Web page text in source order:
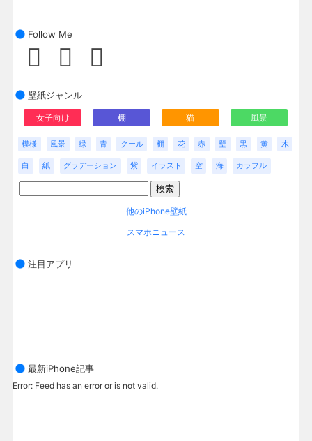
Follow Me
壁紙ジャンル
女子向け 棚 猫 風景
模様 風景 緑 青 クール 棚 花 赤 壁 黒 黄 木
白 紙 グラデーション 紫 イラスト 空 海 カラフル
他のiPhone壁紙
スマホニュース
注目アプリ
最新iPhone記事
Error: Feed has an error or is not valid.